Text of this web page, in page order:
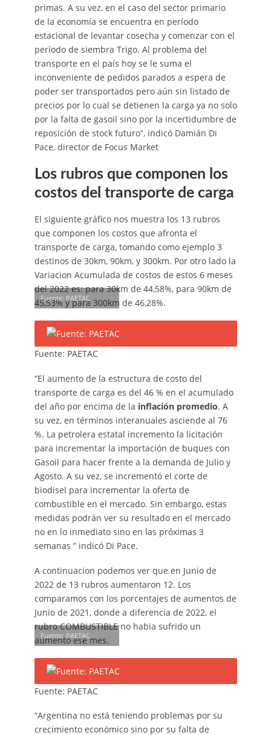
primas. A su vez, en el caso del sector primario
de la economía se encuentra en período
estacional de levantar cosecha y comenzar con el
período de siembra Trigo. Al problema del
transporte en el país hoy se le suma el
inconveniente de pedidos parados a espera de
poder ser transportados pero aún sin listado de
precios por lo cual se detienen la carga ya no solo
por la falta de gasoil sino por la incertidumbre de
reposición de stock futuro”, indicó Damián Di
Pace, director de Focus Market
Los rubros que componen los
costos del transporte de carga
El siguiente gráfico nos muestra los 13 rubros
que componen los costos que afronta el
transporte de carga, tomando como ejemplo 3
destinos de 30km, 90km, y 300km. Por otro lado la
Variacion Acumulada de costos de estos 6 meses
del 2022 es: para 30km de 44,58%, para 90km de
45,53% y para 300km de 46,28%.
Fuente: PAETAC
Fuente: PAETAC
“El aumento de la estructura de costo del
transporte de carga es del 46 % en el acumulado
del año por encima de la inflación promedio. A
su vez, en términos interanuales asciende al 76
%. La petrolera estatal incremento la licitación
para incrementar la importación de buques con
Gasoil para hacer frente a la demanda de Julio y
Agosto. A su vez, se incrementó el corte de
biodisel para incrementar la oferta de
combustible en el mercado. Sin embargo, estas
medidas podrán ver su resultado en el mercado
no en lo inmediato sino en las próximas 3
semanas ” indicó Di Pace.
A continuacion podemos ver que en Junio de
2022 de 13 rubros aumentaron 12. Los
comparamos con los porcentajes de aumentos de
Junio de 2021, donde a diferencia de 2022, el
rubro COMBUSTIBLE no habia sufrido un
aumento ese mes.
Fuente: PAETAC
Fuente: PAETAC
“Argentina no está teniendo problemas por su
crecimiento económico sino por su falta de